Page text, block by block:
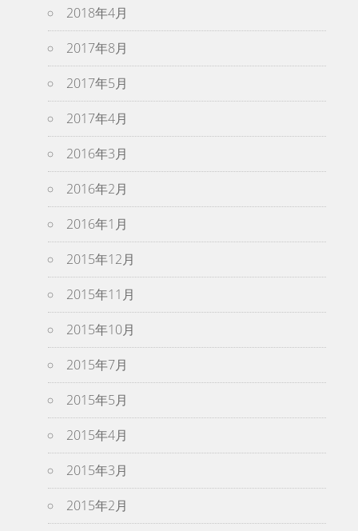
2018年4月
2017年8月
2017年5月
2017年4月
2016年3月
2016年2月
2016年1月
2015年12月
2015年11月
2015年10月
2015年7月
2015年5月
2015年4月
2015年3月
2015年2月